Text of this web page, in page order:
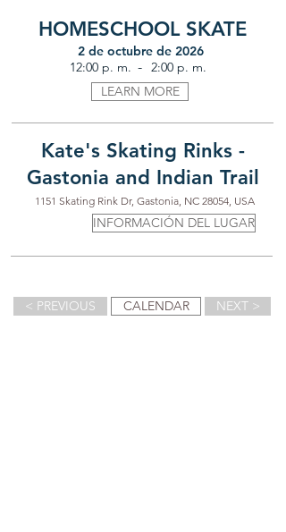
HOMESCHOOL SKATE
2 de octubre de 2026
12:00 p. m. - 2:00 p. m.
LEARN MORE
Kate's Skating Rinks -
Gastonia and Indian Trail
1151 Skating Rink Dr, Gastonia, NC 28054, USA
INFORMACIÓN DEL LUGAR
< PREVIOUS CALENDAR NEXT >